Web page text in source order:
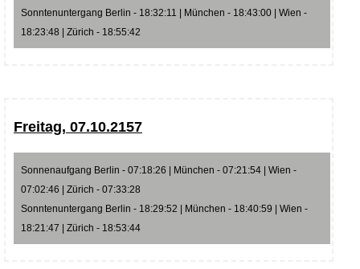
Sonntenuntergang Berlin - 18:32:11 | München - 18:43:00 | Wien -
18:23:48 | Zürich - 18:55:42
Freitag, 07.10.2157
Sonnenaufgang Berlin - 07:18:26 | München - 07:21:54 | Wien -
07:02:46 | Zürich - 07:33:28
Sonntenuntergang Berlin - 18:29:52 | München - 18:40:59 | Wien -
18:21:47 | Zürich - 18:53:44